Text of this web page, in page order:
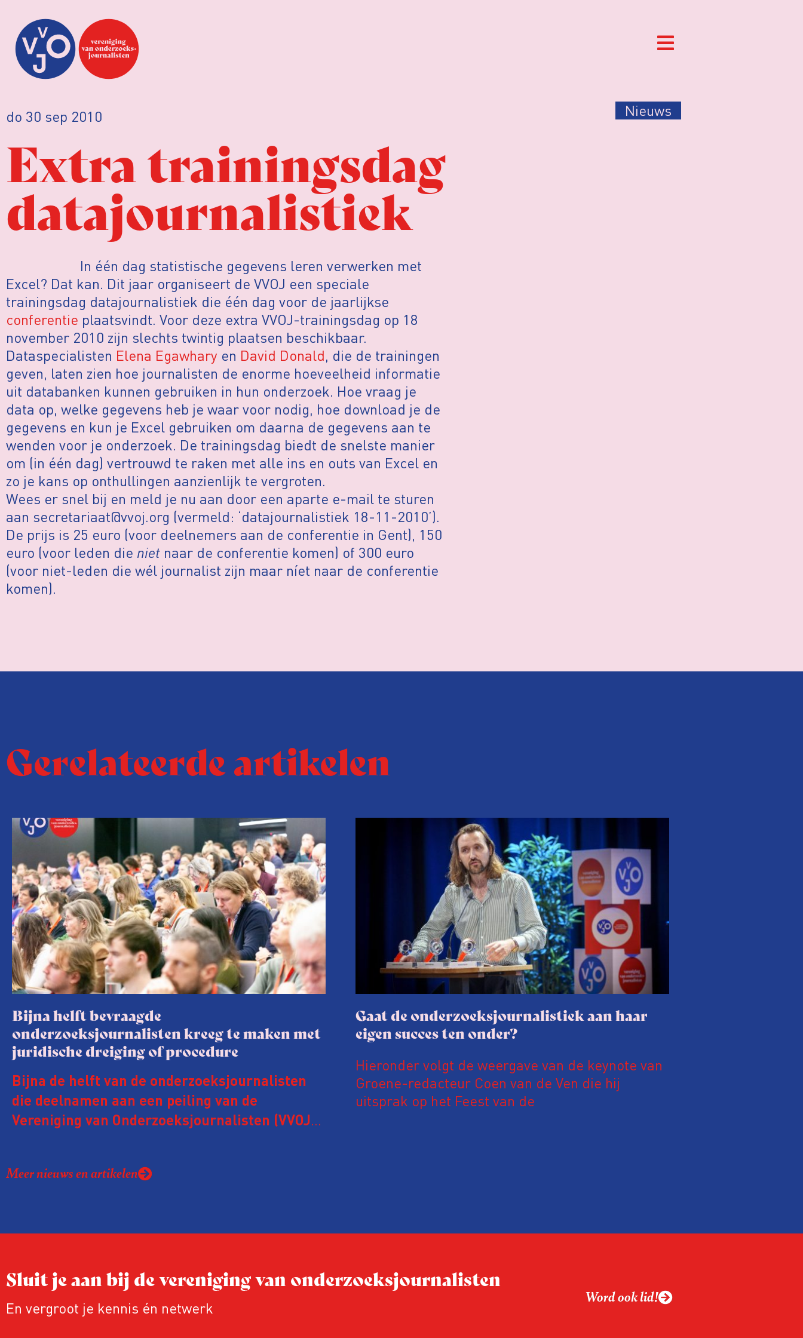
do 30 sep 2010 Nieuws
Extra trainingsdag
datajournalistiek
In één dag statistische gegevens leren verwerken met
Excel? Dat kan. Dit jaar organiseert de VVOJ een speciale
trainingsdag datajournalistiek die één dag voor de jaarlijkse
conferentie plaatsvindt. Voor deze extra VVOJ-trainingsdag op 18
november 2010 zijn slechts twintig plaatsen beschikbaar.
Dataspecialisten Elena Egawhary en David Donald, die de trainingen
geven, laten zien hoe journalisten de enorme hoeveelheid informatie
uit databanken kunnen gebruiken in hun onderzoek. Hoe vraag je
data op, welke gegevens heb je waar voor nodig, hoe download je de
gegevens en kun je Excel gebruiken om daarna de gegevens aan te
wenden voor je onderzoek. De trainingsdag biedt de snelste manier
om (in één dag) vertrouwd te raken met alle ins en outs van Excel en
zo je kans op onthullingen aanzienlijk te vergroten.
Wees er snel bij en meld je nu aan door een aparte e-mail te sturen
aan secretariaat@vvoj.org (vermeld: ‘datajournalistiek 18-11-2010’).
De prijs is 25 euro (voor deelnemers aan de conferentie in Gent), 150
euro (voor leden die niet naar de conferentie komen) of 300 euro
(voor niet-leden die wél journalist zijn maar níet naar de conferentie
komen).
Gerelateerde artikelen
Bijna helft bevraagde
onderzoeksjournalisten kreeg te maken met
juridische dreiging of procedure
Bijna de helft van de onderzoeksjournalisten
die deelnamen aan een peiling van de
Vereniging van Onderzoeksjournalisten (VVOJ)
rond het eigen werk. Dat kost journalisten tijd,
Gaat de onderzoeksjournalistiek aan haar
eigen succes ten onder?
Hieronder volgt de weergave van de keynote van
Groene-redacteur Coen van de Ven die hij
uitsprak op het Feest van de
Hoe moet de journalistiek omgaan met een
steeds onverschilligere macht?
Meer nieuws en artikelen
Sluit je aan bij de vereniging van onderzoeksjournalisten
En vergroot je kennis én netwerk
Word ook lid!